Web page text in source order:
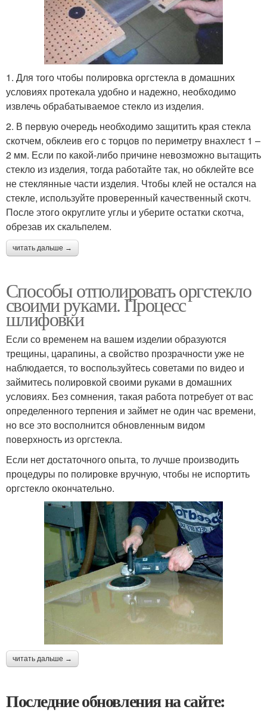
1. Для того чтобы полировка оргстекла в домашних
условиях протекала удобно и надежно, необходимо
извлечь обрабатываемое стекло из изделия.
2. В первую очередь необходимо защитить края стекла
скотчем, обклеив его с торцов по периметру внахлест 1 –
2 мм. Если по какой-либо причине невозможно вытащить
стекло из изделия, тогда работайте так, но обклейте все
не стеклянные части изделия. Чтобы клей не остался на
стекле, используйте проверенный качественный скотч.
После этого округлите углы и уберите остатки скотча,
обрезав их скальпелем.
читать дальше →
Способы отполировать оргстекло
своими руками. Процесс
шлифовки
Если со временем на вашем изделии образуются
трещины, царапины, а свойство прозрачности уже не
наблюдается, то воспользуйтесь советами по видео и
займитесь полировкой своими руками в домашних
условиях. Без сомнения, такая работа потребует от вас
определенного терпения и займет не один час времени,
но все это восполнится обновленным видом
поверхность из оргстекла.
Если нет достаточного опыта, то лучше производить
процедуры по полировке вручную, чтобы не испортить
оргстекло окончательно.
читать дальше →
Последние обновления на сайте: